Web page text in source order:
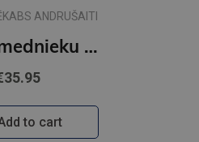
ANDRUŠAITI
Sapņu mednieku ceļojums. Sasniedzot jaunas virsotnes
to cart